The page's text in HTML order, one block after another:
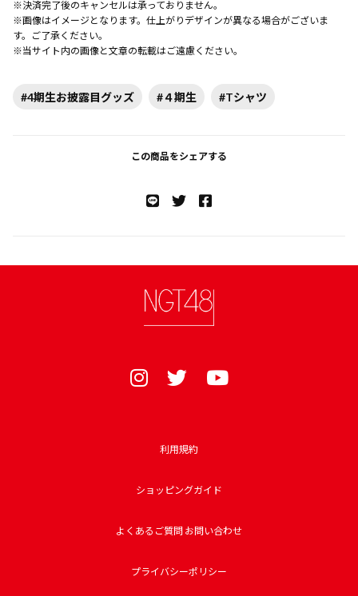
※決済完了後のキャンセルは承っておりません。
※画像はイメージとなります。仕上がりデザインが異なる場合がございま
す。ご了承ください。
※当サイト内の画像と文章の転載はご遠慮ください。
#4期生お披露目グッズ #４期生 #Tシャツ
この商品をシェアする
利用規約
ショッピングガイド
よくあるご質問 お問い合わせ
プライバシーポリシー